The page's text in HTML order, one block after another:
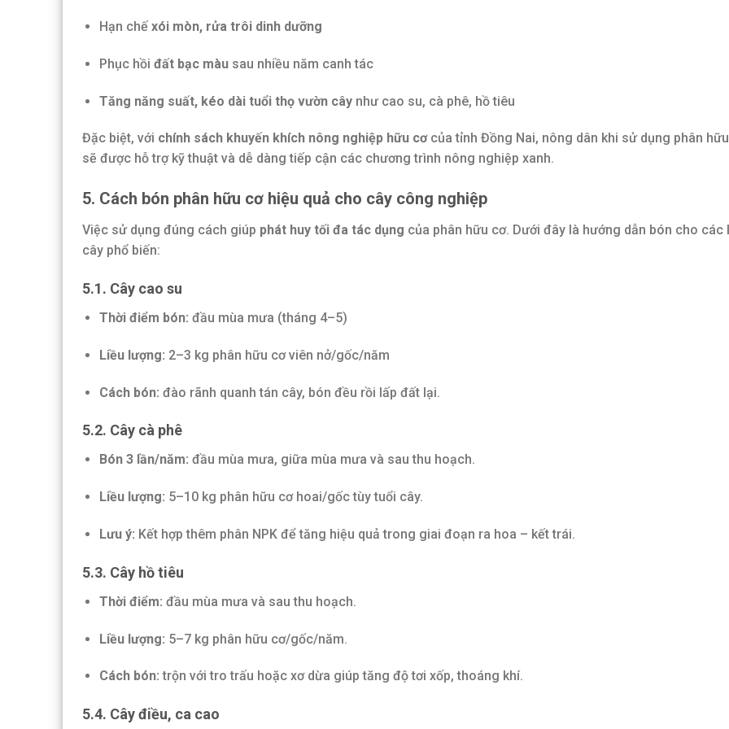
Hạn chế xói mòn, rửa trôi dinh dưỡng
Phục hồi đất bạc màusau nhiều năm canh tác
Tăng năng suất, kéo dài tuổi thọ vườn câynhư cao su, cà phê, hồ tiêu
Đặc biệt, với chính sách khuyến khích nông nghiệp hữu cơcủa tỉnh Đồng Nai, nông dân khi sử dụng phân
sẽ được hỗ trợ kỹ thuật và dễ dàng tiếp cận các chương trình nông nghiệp xanh.
5. Cách bón phân hữu cơ hiệu quả cho cây công nghiệp
Việc sử dụng đúng cách giúp phát huy tối đa tác dụng của phân hữu cơ. Dưới đây là hướng dẫn bón cho các
cây phổ biến:
5.1. Cây cao su
Thời điểm bón: đầu mùa mưa (tháng 4–5)
Liều lượng: 2–3 kg phân hữu cơ viên nở/gốc/năm
Cách bón: đào rãnh quanh tán cây, bón đều rồi lấp đất lại.
5.2. Cây cà phê
Bón 3 lần/năm: đầu mùa mưa, giữa mùa mưa và sau thu hoạch.
Liều lượng: 5–10 kg phân hữu cơ hoai/gốc tùy tuổi cây.
Lưu ý: Kết hợp thêm phân NPK để tăng hiệu quả trong giai đoạn ra hoa – kết trái.
5.3. Cây hồ tiêu
Thời điểm: đầu mùa mưa và sau thu hoạch.
Liều lượng: 5–7 kg phân hữu cơ/gốc/năm.
Cách bón: trộn với tro trấu hoặc xơ dừa giúp tăng độ tơi xốp, thoáng khí.
5.4. Cây điều, ca cao